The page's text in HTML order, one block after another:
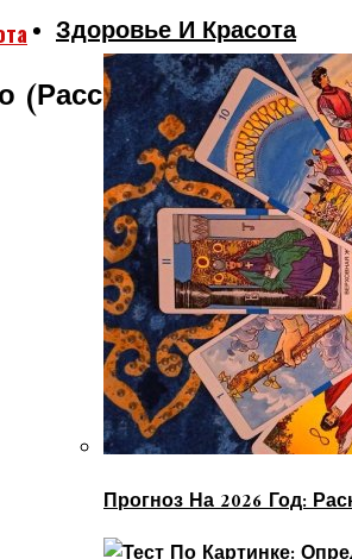
Здоровье И Красота
Прогноз На 2026 Год:
(рассказ)